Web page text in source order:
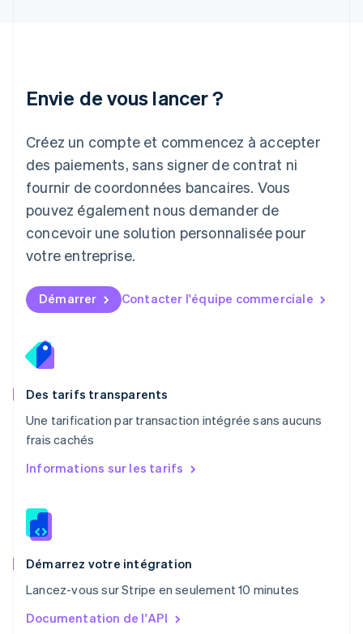
Envie de vous lancer ?
Créez un compte et commencez à accepter
des paiements, sans signer de contrat ni
fournir de coordonnées bancaires. Vous
pouvez également nous demander de
concevoir une solution personnalisée pour
votre entreprise.
Démarrer Contacter l'équipe commerciale
Des tarifs transparents
Une tarification par transaction intégrée sans aucuns
frais cachés
Informations sur les tarifs
Démarrez votre intégration
Lancez-vous sur Stripe en seulement 10 minutes
Documentation de l'API
Deutsch English
Luxembourg
FrançaisDeutsch English
Malaisie
English 简体中文
Malte
English
EspañolEnglish
English
Nouvelle-Zélande
Pays-Bas
Nederlands
English
PortuguêsEnglish
R.A.S. de Hong Kong, Chine
English
Roumanie
Royaume-Uni
English
English简体中文
English